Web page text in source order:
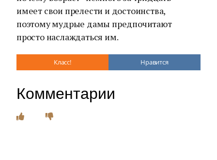
имеет свои прелести и достоинства,
поэтому мудрые дамы предпочитают
просто наслаждаться им.
Класс! Нравится
Комментарии